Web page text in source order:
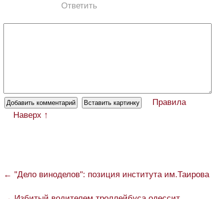
Ответить
Правила
Наверх ↑
← "Дело виноделов": позиция института им.Таирова